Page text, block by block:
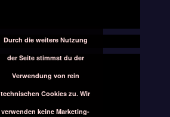
Durch die weitere Nutzung
der Seite stimmst du der
Verwendung von rein
technischen Cookies zu. Wir
verwenden keine Marketing-